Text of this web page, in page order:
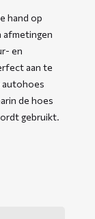
hand op
afmetingen
en
aan te
autohoes
de hoes
gebruikt.